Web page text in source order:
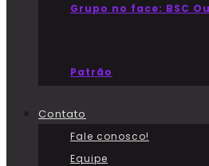
Grupo no face: BSC
Patrão
Contato
Fale conosco!
Equipe